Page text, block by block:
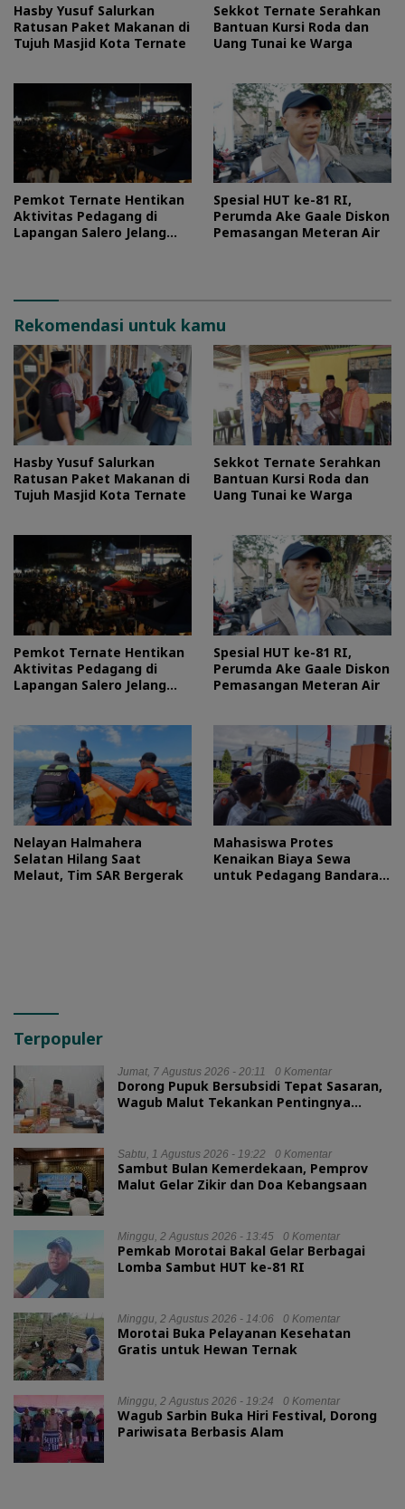
Hasby Yusuf Salurkan
Ratusan Paket Makanan di
Tujuh Masjid Kota Ternate
Sekkot Ternate Serahkan
Bantuan Kursi Roda dan
Uang Tunai ke Warga
Pemkot Ternate Hentikan
Aktivitas Pedagang di
Lapangan Salero Jelang
Spesial HUT ke-81 RI,
Perumda Ake Gaale Diskon
Pemasangan Meteran Air
Rekomendasi untuk kamu
Hasby Yusuf Salurkan
Ratusan Paket Makanan di
Tujuh Masjid Kota Ternate
Sekkot Ternate Serahkan
Bantuan Kursi Roda dan
Uang Tunai ke Warga
Pemkot Ternate Hentikan
Aktivitas Pedagang di
Lapangan Salero Jelang
Spesial HUT ke-81 RI,
Perumda Ake Gaale Diskon
Pemasangan Meteran Air
Nelayan Halmahera
Selatan Hilang Saat
Melaut, Tim SAR Bergerak
Mahasiswa Protes
Kenaikan Biaya Sewa
untuk Pedagang Bandara
Terpopuler
Jumat, 7 Agustus 2026 - 20:11 0 Komentar
Dorong Pupuk Bersubsidi Tepat Sasaran,
Wagub Malut Tekankan Pentingnya
Sabtu, 1 Agustus 2026 - 19:22 0 Komentar
Sambut Bulan Kemerdekaan, Pemprov
Malut Gelar Zikir dan Doa Kebangsaan
Minggu, 2 Agustus 2026 - 13:45 0 Komentar
Pemkab Morotai Bakal Gelar Berbagai
Lomba Sambut HUT ke-81 RI
Minggu, 2 Agustus 2026 - 14:06 0 Komentar
Morotai Buka Pelayanan Kesehatan
Gratis untuk Hewan Ternak
Minggu, 2 Agustus 2026 - 19:24 0 Komentar
Wagub Sarbin Buka Hiri Festival, Dorong
Pariwisata Berbasis Alam